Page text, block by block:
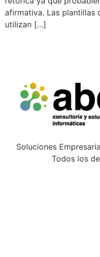
afirmativa. Las plantillas
utilizan […]
Soluciones
Todos los